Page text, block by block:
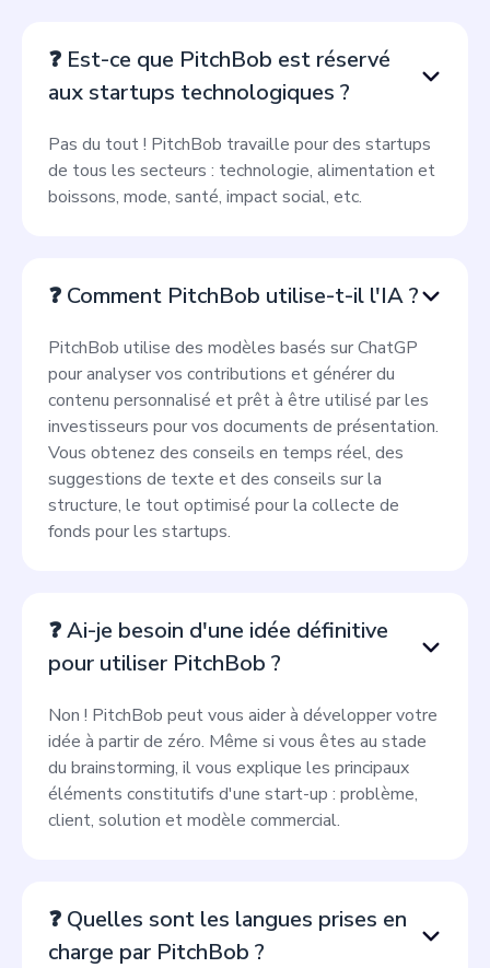
❓ Est-ce que PitchBob est réservé
aux startups technologiques ?
Pas du tout ! PitchBob travaille pour des startups
de tous les secteurs : technologie, alimentation et
boissons, mode, santé, impact social, etc.
❓ Comment PitchBob utilise-t-il l'IA ?
PitchBob utilise des modèles basés sur ChatGP
pour analyser vos contributions et générer du
contenu personnalisé et prêt à être utilisé par les
investisseurs pour vos documents de présentation.
Vous obtenez des conseils en temps réel, des
suggestions de texte et des conseils sur la
structure, le tout optimisé pour la collecte de
fonds pour les startups.
❓ Ai-je besoin d'une idée définitive
pour utiliser PitchBob ?
Non ! PitchBob peut vous aider à développer votre
idée à partir de zéro. Même si vous êtes au stade
du brainstorming, il vous explique les principaux
éléments constitutifs d'une start-up : problème,
client, solution et modèle commercial.
❓ Quelles sont les langues prises en
charge par PitchBob ?